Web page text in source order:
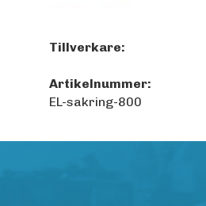
Tillverkare:
Artikelnummer:
EL-sakring-800